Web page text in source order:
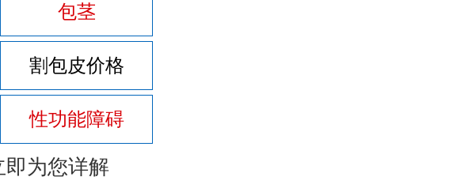
包茎
割包皮价格
性功能障碍
为您详解